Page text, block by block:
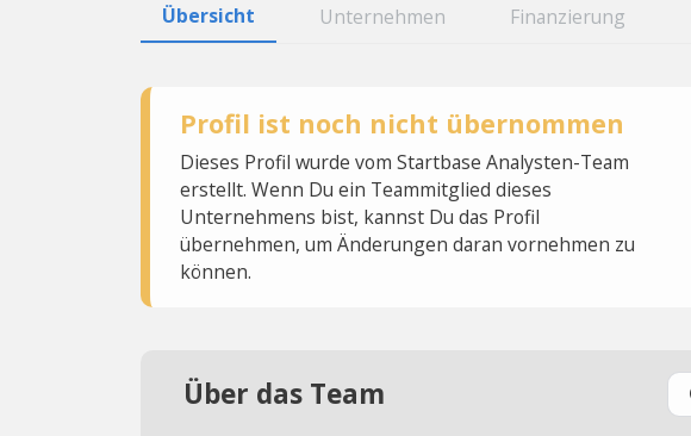
Übersicht Unternehmen Finanzierung
Profil ist noch nicht übernommen
Dieses Profil wurde vom Startbase Analysten-Team
erstellt. Wenn Du ein Teammitglied dieses
Unternehmens bist, kannst Du das Profil
übernehmen, um Änderungen daran vornehmen zu
können.
Über das Team